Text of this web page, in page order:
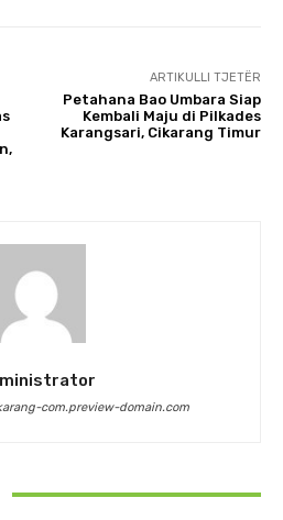
ARTIKULLI TJETËR
Petahana Bao Umbara Siap
Kembali Maju di Pilkades
Karangsari, Cikarang Timur
com.preview-domain.com